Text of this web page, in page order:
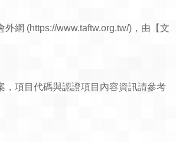
網 (https://www.taftw.org.tw/)，由【文
項目代碼與認證項目內容資訊請參考